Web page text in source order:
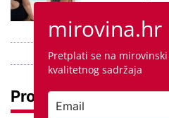
Pročitaj još
mirovina.hr
Pretplati se na
kvalitetnog sadržaja